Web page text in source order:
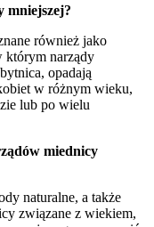
mniejszej?
również jako
którym narządy
opadają
w różnym wieku,
lub po wielu
miednicy
naturalne, a także
związane z wiekiem,